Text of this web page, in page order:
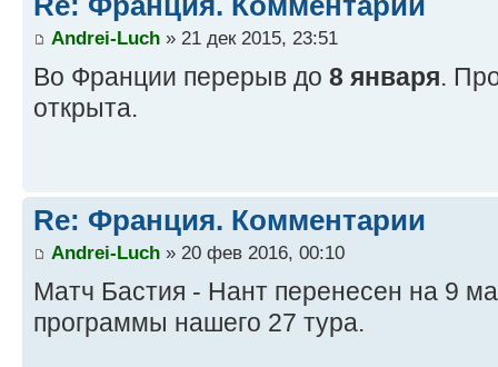
Andrei-Luch » 21 дек 2015, 23:51
Во Франции перерыв до 8 января.
открыта.
Re: Франция. Комментарии
Andrei-Luch » 20 фев 2016, 00:10
Матч Бастия - Нант перенесен на 9
программы нашего 27 тура.